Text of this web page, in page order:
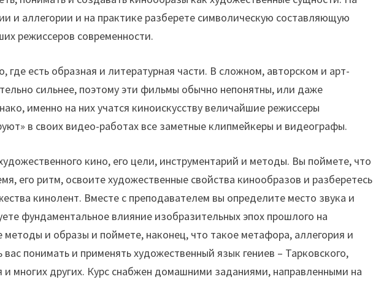
и аллегории и на практике разберете символическую составляющую
режиссеров современности.
где есть образная и литературная части. В сложном, авторском и арт-
сильнее, поэтому эти фильмы обычно непонятны, или даже
именно на них учатся киноискусству величайшие режиссеры
в своих видео-работах все заметные клипмейкеры и видеографы.
кино, его цели, инструментарий и методы. Вы поймете, что
его ритм, освоите художественные свойства кинообразов и разберетесь
кинолент. Вместе с преподавателем вы определите место звука и
фундаментальное влияние изобразительных эпох прошлого на
и образы и поймете, наконец, что такое метафора, аллегория и
понимать и применять художественный язык гениев – Тарковского,
и многих других. Курс снабжен домашними заданиями, направленными на